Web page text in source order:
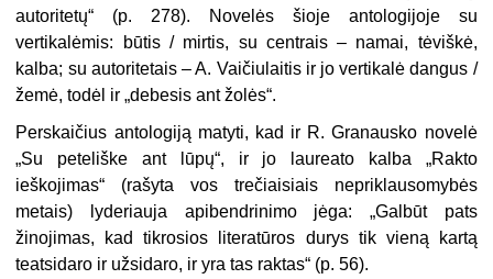
autoritetų“ (p. 278). Novelės šioje antologijoje su
vertikalėmis: būtis / mirtis, su centrais – namai, tėviškė,
kalba; su autoritetais – A. Vaičiulaitis ir jo vertikalė dangus /
žemė, todėl ir „debesis ant žolės“.
Perskaičius antologiją matyti, kad ir R. Granausko novelė
„Su peteliške ant lūpų“, ir jo laureato kalba „Rakto
ieškojimas“ (rašyta vos trečiaisiais nepriklausomybės
metais) lyderiauja apibendrinimo jėga: „Galbūt pats
žinojimas, kad tikrosios literatūros durys tik vieną kartą
teatsidaro ir užsidaro, ir yra tas raktas“ (p. 56).